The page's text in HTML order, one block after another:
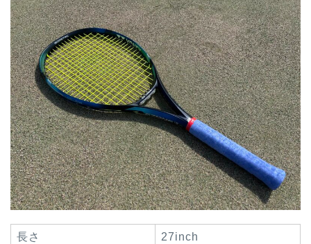
長さ 27inch